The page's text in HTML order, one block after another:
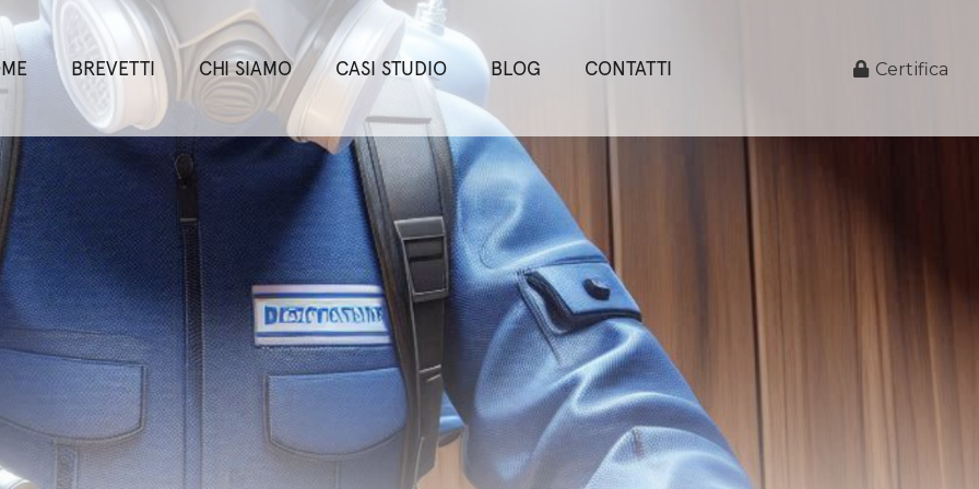
BREVETTI CHI SIAMO CASI STUDIO BLOG CONTATTI Certifica